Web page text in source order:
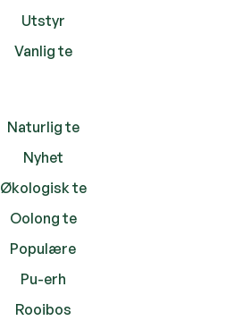
Utstyr
Vanlig te
Naturlig te
Nyhet
Økologisk te
Oolong te
Populære
Pu-erh
Rooibos